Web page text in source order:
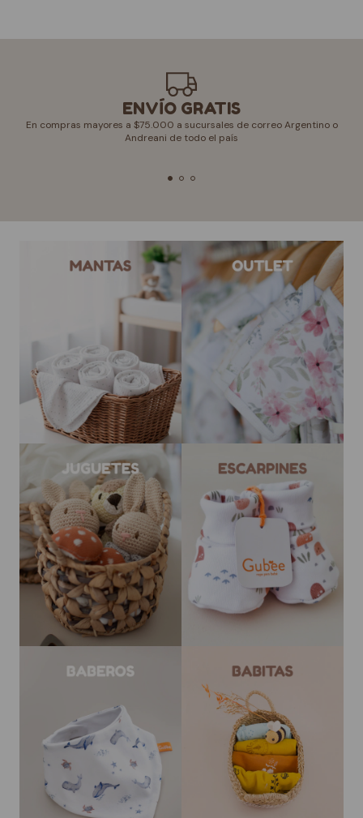
ENVÍO GRATIS
En compras mayores a $75.000 a sucursales de correo Argentino o
Andreani de todo el país